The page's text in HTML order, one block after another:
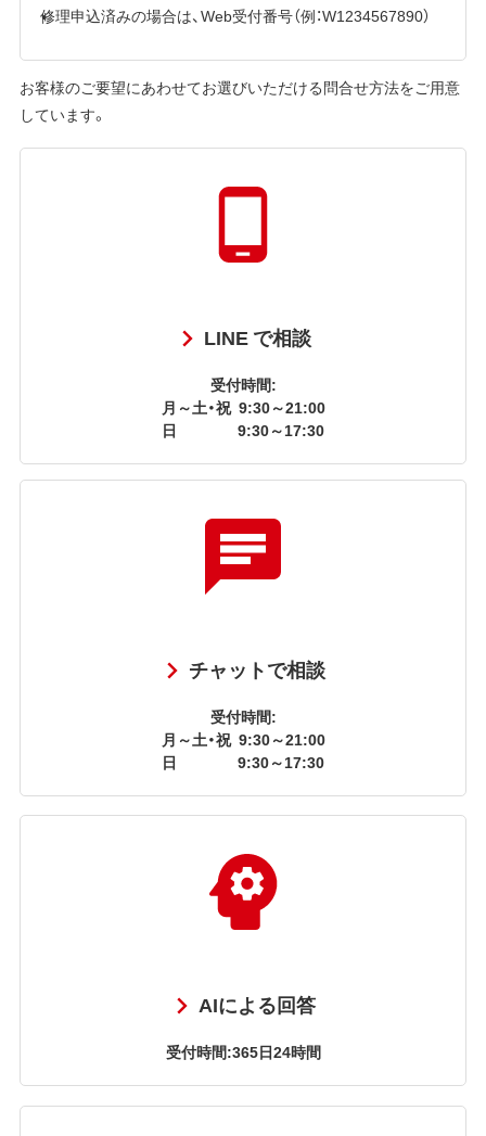
修理申込済みの場合は、Web受付番号（例：W1234567890）
お客様のご要望にあわせてお選びいただける問合せ方法をご用意
しています。
LINE で相談
受付時間:
月～土・祝 9:30～21:00
日
9:30～17:30
チャットで相談
受付時間:
月～土・祝 9:30～21:00
日
9:30～17:30
AIによる回答
受付時間:365日24時間